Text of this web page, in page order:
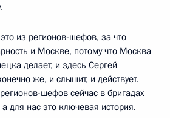
из регионов-шефов, за что
и Москве, потому что Москва
делает, и здесь Сергей
же, и слышит, и действует.
шефов сейчас в бригадах
для нас это ключевая история.